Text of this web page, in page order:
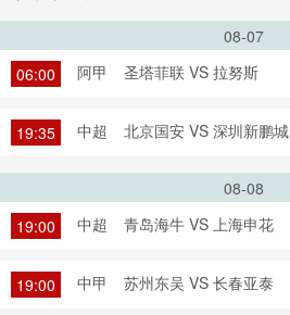
08-07
06:00
阿甲 圣塔菲联 VS 拉努斯
19:35 中超 北京国安 VS 深圳新鹏城
08-08
19:00
中超 青岛海牛 VS 上海申花
19:00 中甲 苏州东吴 VS 长春亚泰